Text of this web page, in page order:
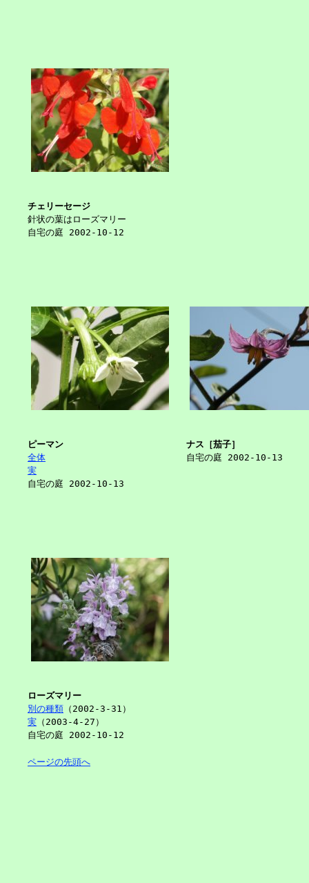
チェリーセージ
針状の葉はローズマリー
自宅の庭 2002-10-12
ピーマン
全体
実
自宅の庭 2002-10-13
ナス［茄子］
自宅の庭 2002-10-13
ローズマリー
別の種類 （2002-3-31）
実 （2003-4-27）
自宅の庭 2002-10-12
ページの先頭へ